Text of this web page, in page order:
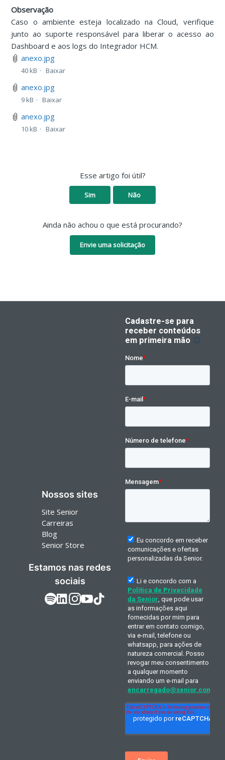
Observação
Caso o ambiente esteja localizado na Cloud, verifique
junto ao suporte responsável para liberar o acesso ao
Dashboard e aos logs do Integrador HCM.
anexo.jpg
40 kB Baixar
anexo.jpg
9 kB Baixar
anexo.jpg
10 kB Baixar
Esse artigo foi útil?
Sim Não
Ainda não achou o que está procurando?
Envie uma solicitação
Nossos sites
Site Senior
Carreiras
Blog
Senior Store
Estamos nas redes
sociais